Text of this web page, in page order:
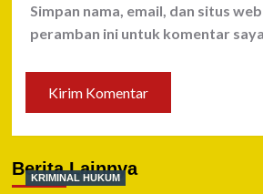
Simpan nama, email, dan situs
peramban ini untuk komentar
Berita Lainnya
KRIMINAL HUKUM